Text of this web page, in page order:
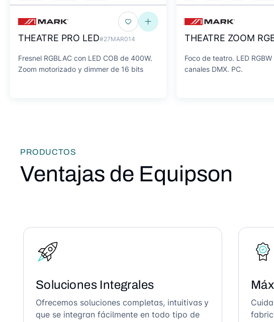
THEATRE PRO LED#27MAR014
Fresnel RGBLAC con LED COB de 400W.
Zoom motorizado y dimmer de 16 bits
THEATRE ZOOM
Foco de teatro. LED RGBW
canales DMX. PC.
PRODUCTOS
Ventajas de Equipson
Soluciones Integrales
Ofrecemos soluciones completas, intuitivas y
que se integran fácilmente en todo tipo de